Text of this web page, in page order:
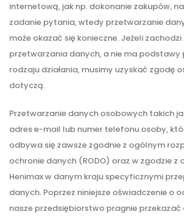
internetową, jak np. dokonanie zakupów,
zadanie pytania, wtedy przetwarzanie
może okazać się konieczne. Jeżeli
przetwarzania danych, a nie ma
rodzaju działania, musimy uzyskać zgodę
dotyczą.
Przetwarzanie danych osobowych takich
adres e-mail lub numer telefonu osoby,
odbywa się zawsze zgodnie z ogólnym
ochronie danych (RODO) oraz w zgodzie
Henimax w danym kraju specyficznymi
danych. Poprzez niniejsze oświadczenie o
nasze przedsiębiorstwo pragnie